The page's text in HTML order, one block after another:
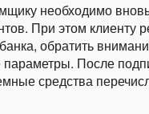
необходимо
При этом клиенту
обратить
параметры. После
средства